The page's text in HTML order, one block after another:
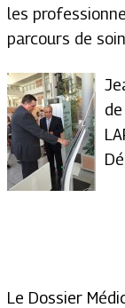
les
parcours de
Le Dossier